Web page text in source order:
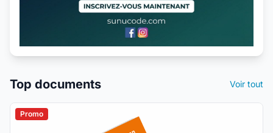
Top documents Voir tout
Promo